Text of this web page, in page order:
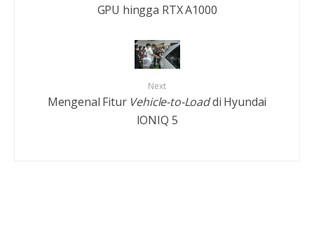
GPU hingga RTX A1000
Next
Mengenal Fitur Vehicle-to-Loaddi Hyundai
IONIQ 5